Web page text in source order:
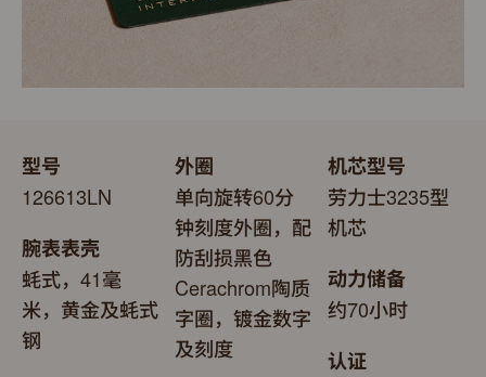
型号
126613LN
腕表表壳
蚝式，41毫
米，黄金及蚝式
钢
外圈
单向旋转60分
钟刻度外圈，配
防刮损黑色
Cerachrom陶质
字圈，镀金数字
及刻度
机芯型号
劳力士3235型
机芯
动力储备
约70小时
认证